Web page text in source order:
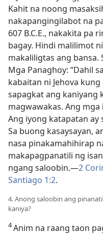
Kahit na noong
nakapangingilabot na
607 B.C.E., nakakita pa
bagay. Hindi malilimot
makaliligtas ang bansa.
Mga Panaghoy: “Dahil
kabaitan ni Jehova
sapagkat ang kaniyang
magwawakas. Ang
Ang iyong katapatan ay
Sa buong kasaysayan,
nasa pinakamahihirap
makapagpanatili ng
ngang saloobin.​—2
Santiago 1:2.
4. Anong saloobin ang
kaniya?
4Anim na raang taon